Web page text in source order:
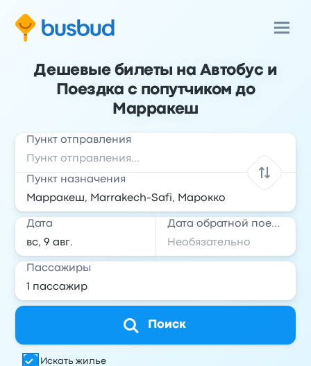
Дешевые билеты на Автобус и
Поездка с попутчиком до
Марракеш
Пункт отправления
Пункт назначения
Дата Дата обратной поездки
Пассажиры
Поиск
Искать жилье